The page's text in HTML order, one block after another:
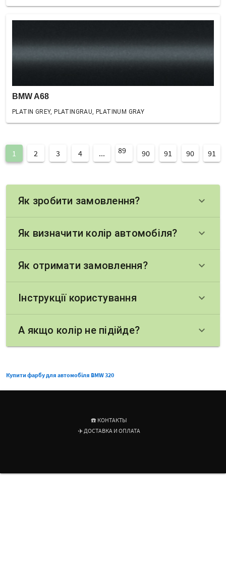
BMW A68
PLATIN GREY, PLATINGRAU, PLATINUM GRAY
1 2 3 4 ... 89 90 91 90 91
Як зробити замовлення? keyboard_arrow_down
Як визначити колір автомобіля? keyboard_arrow_down
Як отримати замовлення? keyboard_arrow_down
Інструкції користування keyboard_arrow_down
А якщо колір не підійде? keyboard_arrow_down
Купити фарбу для автомобіля BMW 320
☎️ КОНТАКТЫ
✈️ ДОСТАВКА И ОПЛАТА